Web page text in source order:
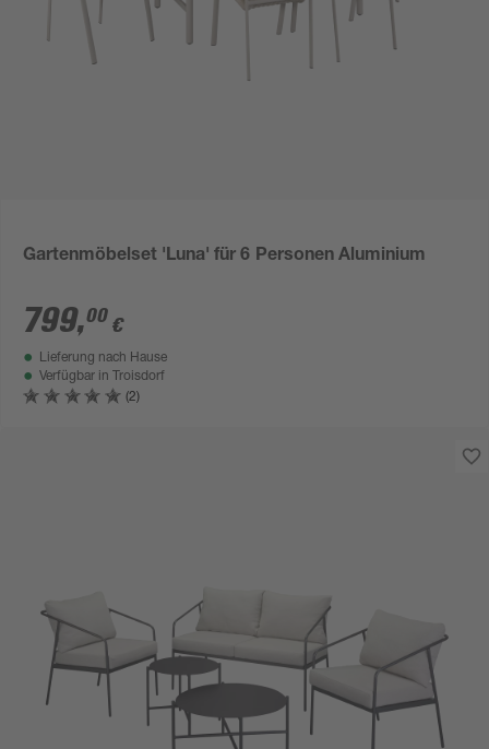
Gartenmöbelset 'Luna' für 6 Personen Aluminium
799,00 €
Lieferung nach Hause
Verfügbar in
Troisdorf
(2)